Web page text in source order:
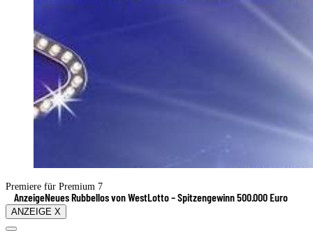
Premiere für Premium 7
AnzeigeNeues Rubbellos von WestLotto – Spitzengewinn 500.000 Euro
ANZEIGE X